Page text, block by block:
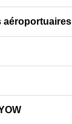
aéroportuaires